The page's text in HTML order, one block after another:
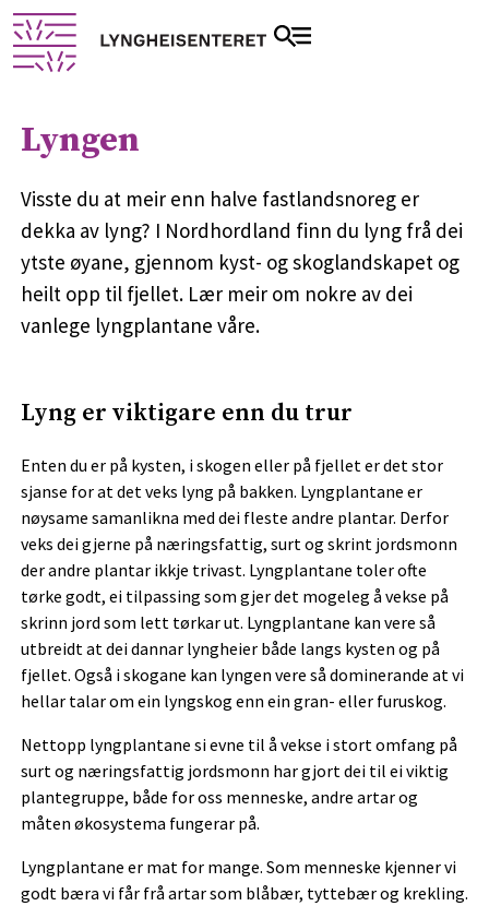
Lyngen
Visste du at meir enn halve fastlandsnoreg er
dekka av lyng? I Nordhordland finn du lyng frå dei
ytste øyane, gjennom kyst- og skoglandskapet og
heilt opp til fjellet. Lær meir om nokre av dei
vanlege lyngplantane våre.
Lyng er viktigare enn du trur
Enten du er på kysten, i skogen eller på fjellet er det stor
sjanse for at det veks lyng på bakken. Lyngplantane er
nøysame samanlikna med dei fleste andre plantar. Derfor
veks dei gjerne på næringsfattig, surt og skrint jordsmonn
der andre plantar ikkje trivast. Lyngplantane toler ofte
tørke godt, ei tilpassing som gjer det mogeleg å vekse på
skrinn jord som lett tørkar ut. Lyngplantane kan vere så
utbreidt at dei dannar lyngheier både langs kysten og på
fjellet. Også i skogane kan lyngen vere så dominerande at vi
hellar talar om ein lyngskog enn ein gran- eller furuskog.
Nettopp lyngplantane si evne til å vekse i stort omfang på
surt og næringsfattig jordsmonn har gjort dei til ei viktig
plantegruppe, både for oss menneske, andre artar og
måten økosystema fungerar på.
Lyngplantane er mat for mange. Som menneske kjenner vi
godt bæra vi får frå artar som blåbær, tyttebær og krekling.